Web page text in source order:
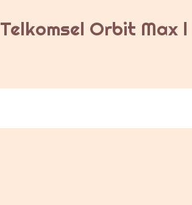
Telkomsel Orbit Max